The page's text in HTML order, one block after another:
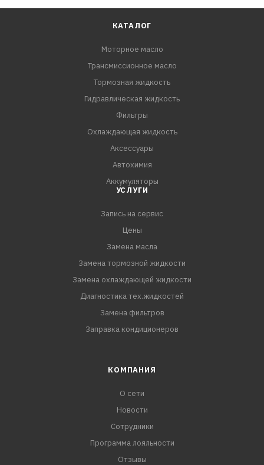
КАТАЛОГ
Моторное масло
Трансмиссионное масло
Тормозная жидкость
Гидравлическая жидкость
Фильтры
Охлаждающая жидкость
Аксессуары
Автохимия
Аккумуляторы
УСЛУГИ
Запись на сервис
Цены
Замена масла
Замена тормозной жидкости
Замена охлаждающей жидкости
Диагностика тех.жидкостей
Замена фильтров
Заправка кондиционеров
КОМПАНИЯ
О сети
Новости
Сотрудники
Программа лояльности
Отзывы